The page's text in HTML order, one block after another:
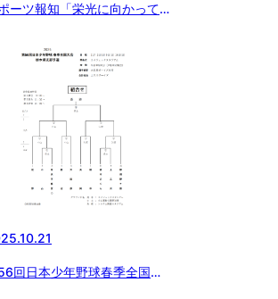
ーツ報知「栄光に向かって」
回日本少年野球春季全国大